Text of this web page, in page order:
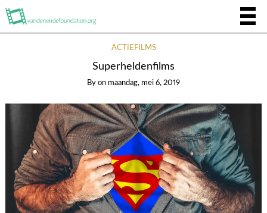
ACTIEFILMS
Superheldenfilms
By on maandag, mei 6, 2019